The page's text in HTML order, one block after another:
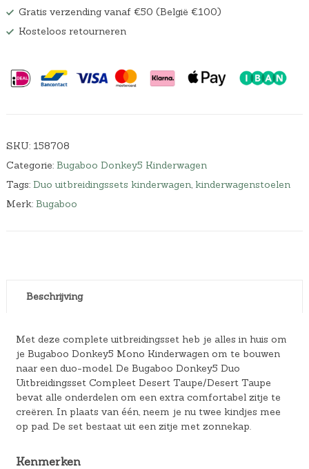
Gratis verzending vanaf €50 (België €100)
Kosteloos retourneren
SKU: 158708
Categorie: Bugaboo Donkey5 Kinderwagen
Tags: Duo uitbreidingssets kinderwagen, kinderwagenstoelen
Merk: Bugaboo
Beschrijving
Met deze complete uitbreidingsset heb je alles in huis om
je Bugaboo Donkey5 Mono Kinderwagen om te bouwen
naar een duo-model. De Bugaboo Donkey5 Duo
Uitbreidingsset Compleet Desert Taupe/Desert Taupe
bevat alle onderdelen om een extra comfortabel zitje te
creëren. In plaats van één, neem je nu twee kindjes mee
op pad. De set bestaat uit een zitje met zonnekap.
Kenmerken